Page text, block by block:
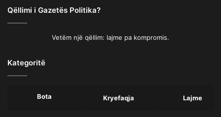
Qëllimi i Gazetës Politika?
Vetëm një qëllim: lajme pa kompromis.
Kategoritë
Bota Kryefaqja Lajme